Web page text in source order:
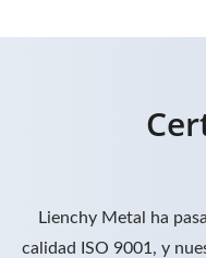
Lienchy Metal ha
calidad ISO 9001, y